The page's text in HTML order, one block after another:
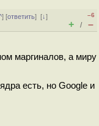
] [ответить][↓]
–6
+ / –
маргиналов, а миру
есть, но Google и